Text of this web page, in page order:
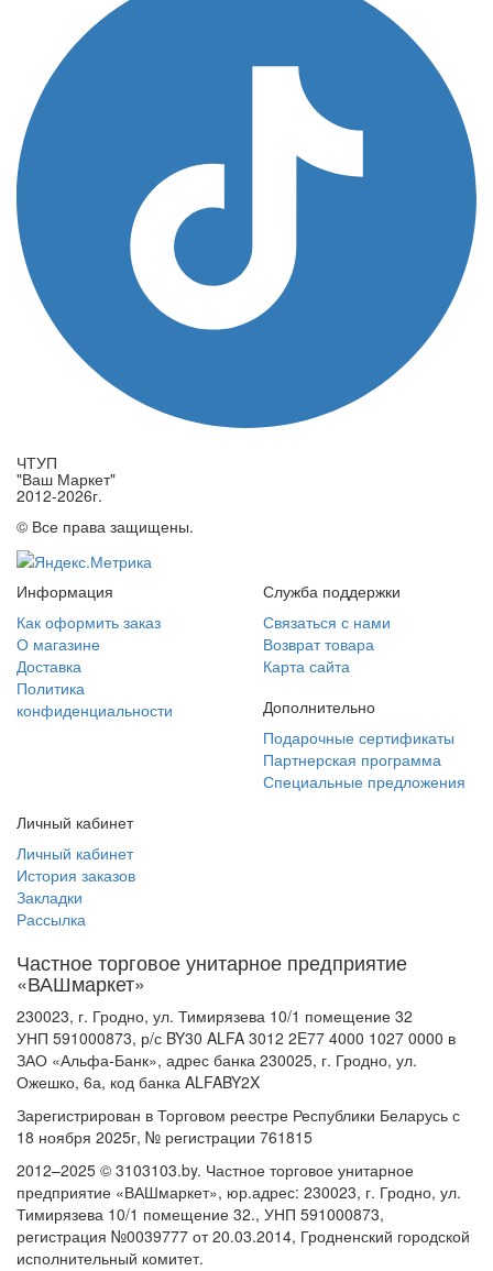
ЧТУП
"Ваш Маркет"
2012-2026г.
© Все права защищены.
Информация
Как оформить заказ
О магазине
Доставка
Политика
конфиденциальности
Служба поддержки
Связаться с нами
Возврат товара
Карта сайта
Дополнительно
Подарочные сертификаты
Партнерская программа
Специальные предложения
Личный кабинет
Личный кабинет
История заказов
Закладки
Рассылка
Частное торговое унитарное предприятие
«ВАШмаркет»
230023, г. Гродно, ул. Тимирязева 10/1 помещение 32
УНП 591000873, р/с BY30 ALFA 3012 2E77 4000 1027 0000 в
ЗАО «Альфа-Банк», адрес банка 230025, г. Гродно, ул.
Ожешко, 6а, код банка ALFABY2X
Зарегистрирован в Торговом реестре Республики Беларусь с
18 ноября 2025г, № регистрации 761815
2012–2025 © 3103103.by. Частное торговое унитарное
предприятие «ВАШмаркет», юр.адрес: 230023, г. Гродно, ул.
Тимирязева 10/1 помещение 32., УНП 591000873,
регистрация №0039777 от 20.03.2014, Гродненский городской
исполнительный комитет.